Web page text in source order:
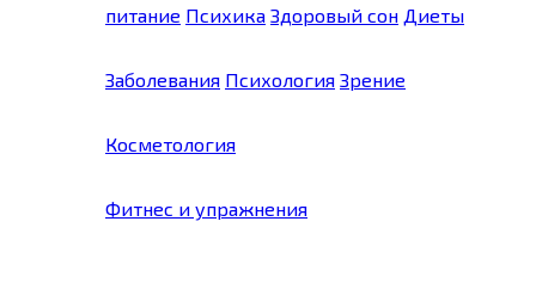
питание Психика Здоровый сон Диеты
Заболевания Психология Зрение
Косметология
Фитнес и упражнения